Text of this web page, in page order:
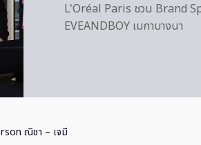
L'Oréal Paris ชวน Brand
EVEANDBOY เมกาบางนา
ณิชา – เจมี